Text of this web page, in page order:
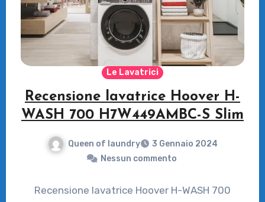
Le Lavatrici
Recensione lavatrice Hoover H-
WASH 700 H7W449AMBC-S Slim
Queen of laundry
3 Gennaio 2024
Nessun commento
Recensione lavatrice Hoover H-WASH 700